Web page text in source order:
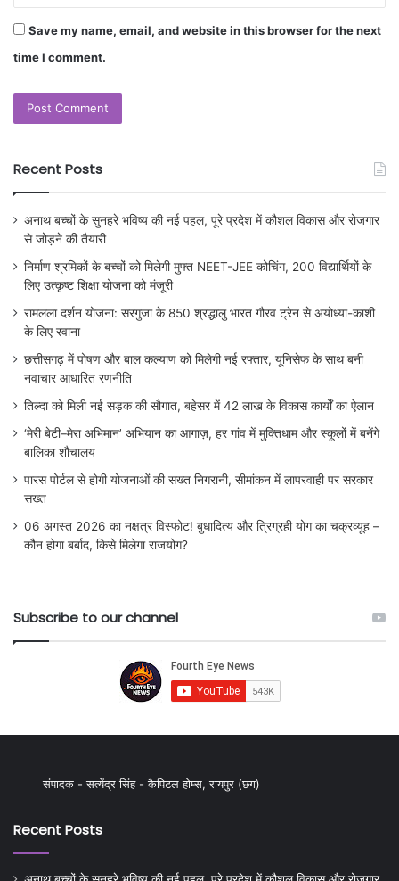
Save my name, email, and website in this browser for the next
time I comment.
Recent Posts
अनाथ बच्चों के सुनहरे भविष्य की नई पहल, पूरे प्रदेश में कौशल विकास और रोजगार
से जोड़ने की तैयारी
निर्माण श्रमिकों के बच्चों को मिलेगी मुफ्त NEET-JEE कोचिंग, 200 विद्यार्थियों के
लिए उत्कृष्ट शिक्षा योजना को मंजूरी
रामलला दर्शन योजना: सरगुजा के 850 श्रद्धालु भारत गौरव ट्रेन से अयोध्या-काशी
के लिए रवाना
छत्तीसगढ़ में पोषण और बाल कल्याण को मिलेगी नई रफ्तार, यूनिसेफ के साथ बनी
नवाचार आधारित रणनीति
तिल्दा को मिली नई सड़क की सौगात, बहेसर में 42 लाख के विकास कार्यों का ऐलान
‘मेरी बेटी–मेरा अभिमान’ अभियान का आगाज़, हर गांव में मुक्तिधाम और स्कूलों में बनेंगे
बालिका शौचालय
पारस पोर्टल से होगी योजनाओं की सख्त निगरानी, सीमांकन में लापरवाही पर सरकार
सख्त
06 अगस्त 2026 का नक्षत्र विस्फोट! बुधादित्य और त्रिग्रही योग का चक्रव्यूह –
कौन होगा बर्बाद, किसे मिलेगा राजयोग?
Subscribe to our channel
संपादक - सत्येंद्र सिंह - कैपिटल होम्स, रायपुर (छग)
Recent Posts